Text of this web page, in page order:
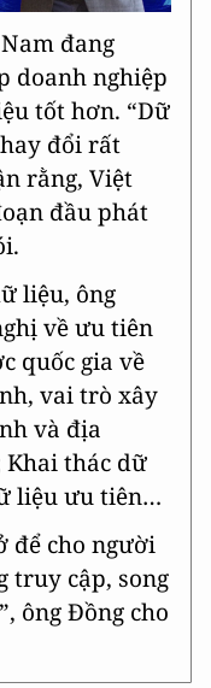
đang
doanh nghiệp
tốt hơn. “Dữ
đổi rất
rằng, Việt
đầu phát
liệu, ông
về ưu tiên
quốc gia về
vai trò xây
và địa
thác dữ
liệu ưu tiên…
để cho người
truy cập, song
ông Đồng cho